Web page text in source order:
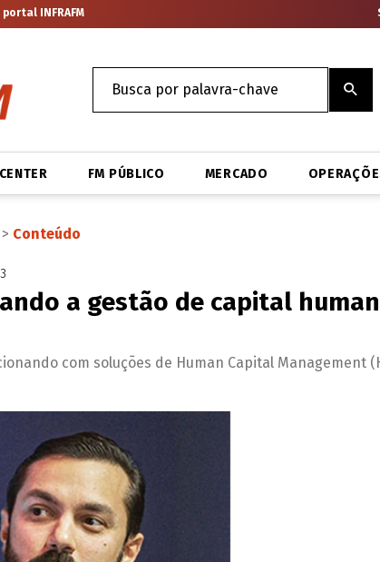
INFRAFM
FM PÚBLICO MERCADO
> Conteúdo
a gestão de capital
com soluções de Human Capital Management